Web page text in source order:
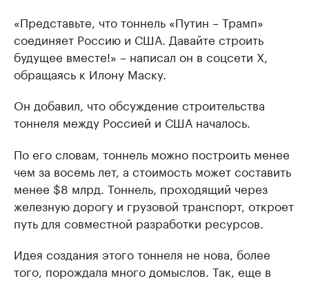
«Представьте, что тоннель «Путин – Трамп»
соединяет Россию и США. Давайте строить
будущее вместе!» – написал он в соцсети Х,
обращаясь к Илону Маску.
Он добавил, что обсуждение строительства
тоннеля между Россией и США началось.
По его словам, тоннель можно построить менее
чем за восемь лет, а стоимость может составить
менее $8 млрд. Тоннель, проходящий через
железную дорогу и грузовой транспорт, откроет
путь для совместной разработки ресурсов.
Идея создания этого тоннеля не нова, более
того, порождала много домыслов. Так, еще в